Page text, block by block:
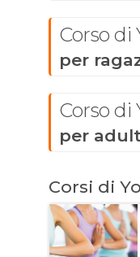
Corso di
per
Corso di
per
Corsi di